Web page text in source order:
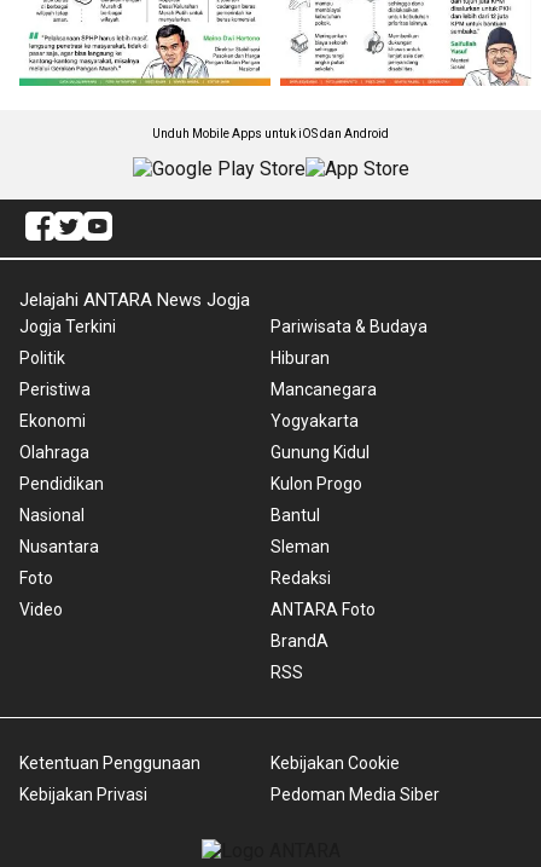
Unduh Mobile Apps untuk iOS dan Android
Jelajahi ANTARA News Jogja
Jogja Terkini
Politik
Peristiwa
Ekonomi
Olahraga
Pendidikan
Nasional
Nusantara
Foto
Video
Pariwisata & Budaya
Hiburan
Mancanegara
Yogyakarta
Gunung Kidul
Kulon Progo
Bantul
Sleman
Redaksi
ANTARA Foto
BrandA
RSS
Ketentuan Penggunaan
Kebijakan Privasi
Kebijakan Cookie
Pedoman Media Siber